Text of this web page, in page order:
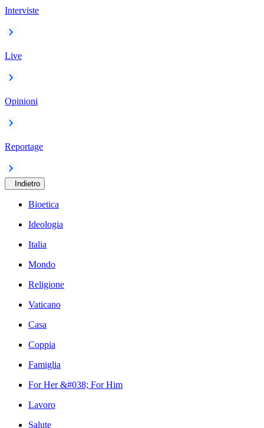
Interviste
Live
Opinioni
Reportage
Indietro
Bioetica
Ideologia
Italia
Mondo
Religione
Vaticano
Casa
Coppia
Famiglia
For Her &#038; For Him
Lavoro
Salute